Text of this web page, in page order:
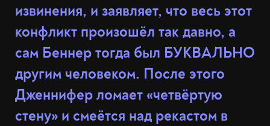
извинения, и заявляет, что весь этот
конфликт произошёл так давно, а
сам Беннер тогда был БУКВАЛЬНО
другим человеком. После этого
Дженнифер ломает «четвёртую
стену» и смеётся над рекастом в